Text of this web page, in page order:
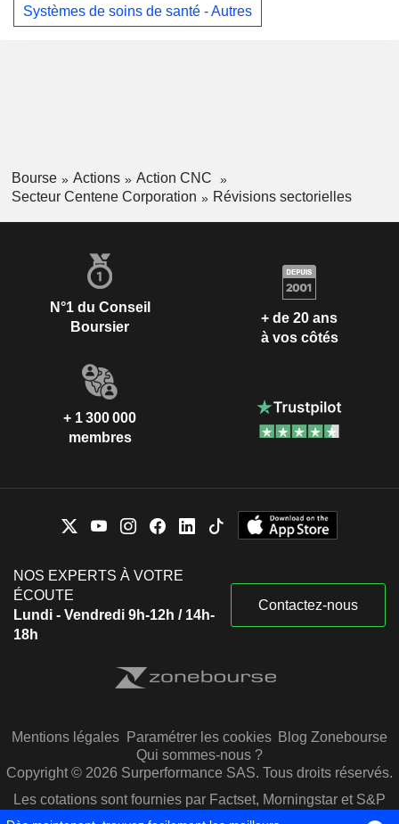
Systèmes de soins de santé - Autres
Bourse Actions
Action CNC
Secteur Centene Corporation
Révisions sectorielles
N°1 du Conseil
Boursier
+ de 20 ans
à vos côtés
+ 1 300 000
membres
NOS EXPERTS À VOTRE
ÉCOUTE
Lundi - Vendredi 9h-12h / 14h-
18h
Contactez-nous
Mentions légales Paramétrer les cookies Blog Zonebourse
Qui sommes-nous ?
Copyright © 2026 Surperformance SAS. Tous droits réservés.
Les cotations sont fournies par Factset, Morningstar et S&P
Capital IQ